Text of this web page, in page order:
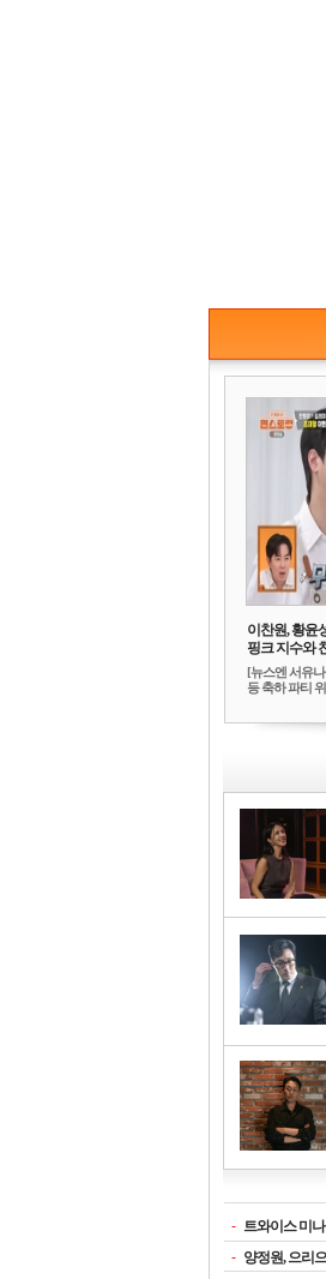
이찬원, 황윤
핑크 지수와
[뉴스엔 서유
등 축하 파티
- 트와이스 미
- 양정원, 으리